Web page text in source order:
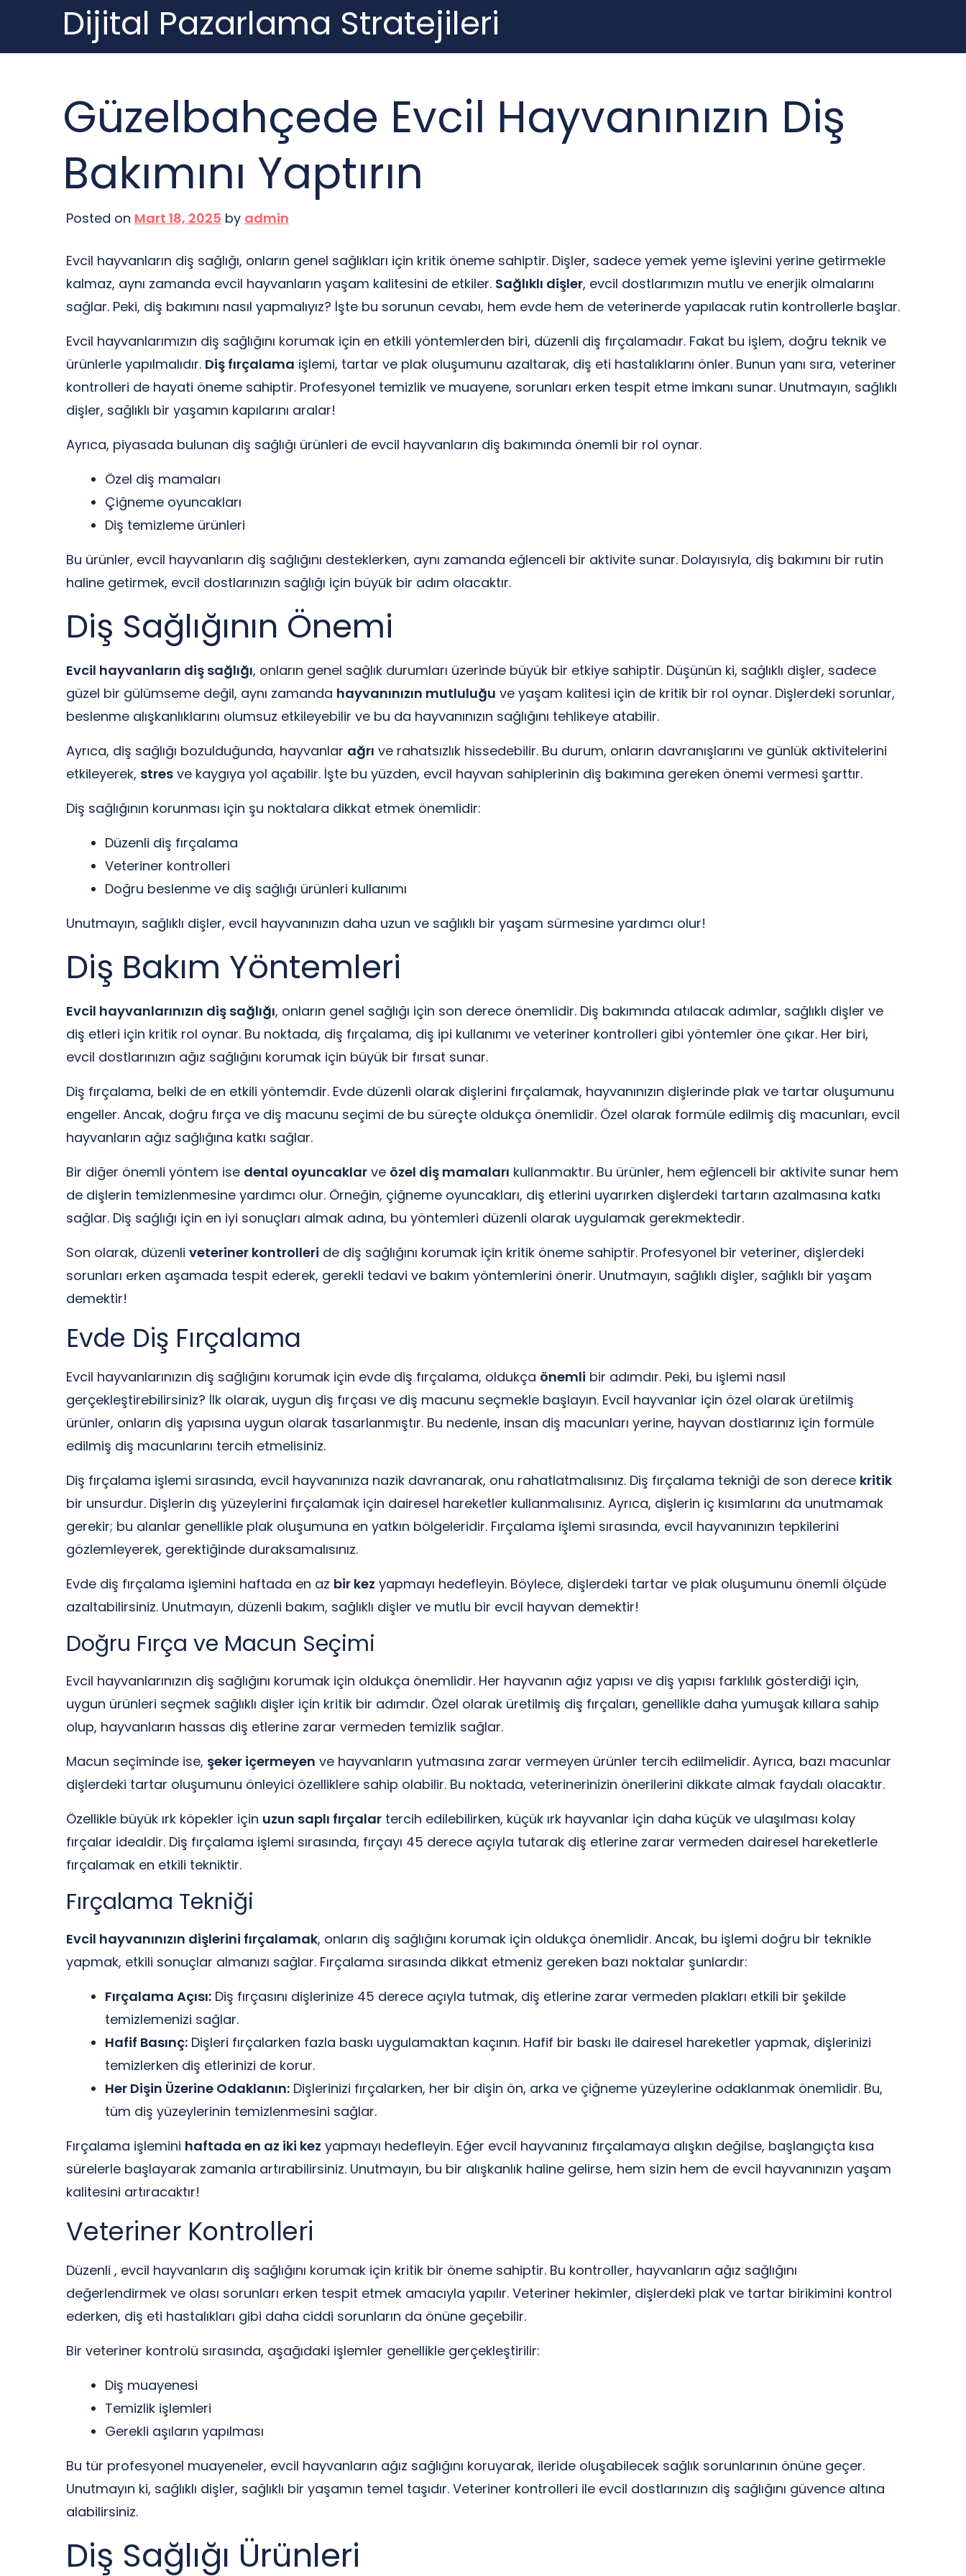
content
Dijital Pazarlama Stratejileri
Güzelbahçede Evcil Hayvanınızın Diş
Bakımını Yaptırın
Posted on Mart 18, 2025 by admin
Evcil hayvanların diş sağlığı, onların genel sağlıkları için kritik öneme sahiptir. Dişler, sadece yemek yeme işlevini yerine getirmekle
kalmaz, aynı zamanda evcil hayvanların yaşam kalitesini de etkiler. Sağlıklı dişler, evcil dostlarımızın mutlu ve enerjik olmalarını
sağlar. Peki, diş bakımını nasıl yapmalıyız? İşte bu sorunun cevabı, hem evde hem de veterinerde yapılacak rutin kontrollerle başlar.
Evcil hayvanlarımızın diş sağlığını korumak için en etkili yöntemlerden biri, düzenli diş fırçalamadır. Fakat bu işlem, doğru teknik ve
ürünlerle yapılmalıdır. Diş fırçalama işlemi, tartar ve plak oluşumunu azaltarak, diş eti hastalıklarını önler. Bunun yanı sıra, veteriner
kontrolleri de hayati öneme sahiptir. Profesyonel temizlik ve muayene, sorunları erken tespit etme imkanı sunar. Unutmayın, sağlıklı
dişler, sağlıklı bir yaşamın kapılarını aralar!
Ayrıca, piyasada bulunan diş sağlığı ürünleri de evcil hayvanların diş bakımında önemli bir rol oynar.
Özel diş mamaları
Çiğneme oyuncakları
Diş temizleme ürünleri
Bu ürünler, evcil hayvanların diş sağlığını desteklerken, aynı zamanda eğlenceli bir aktivite sunar. Dolayısıyla, diş bakımını bir rutin
haline getirmek, evcil dostlarınızın sağlığı için büyük bir adım olacaktır.
Diş Sağlığının Önemi
Evcil hayvanların diş sağlığı, onların genel sağlık durumları üzerinde büyük bir etkiye sahiptir. Düşünün ki, sağlıklı dişler, sadece
güzel bir gülümseme değil, aynı zamanda hayvanınızın mutluluğu ve yaşam kalitesi için de kritik bir rol oynar. Dişlerdeki sorunlar,
beslenme alışkanlıklarını olumsuz etkileyebilir ve bu da hayvanınızın sağlığını tehlikeye atabilir.
Ayrıca, diş sağlığı bozulduğunda, hayvanlar ağrı ve rahatsızlık hissedebilir. Bu durum, onların davranışlarını ve günlük aktivitelerini
etkileyerek, stres ve kaygıya yol açabilir. İşte bu yüzden, evcil hayvan sahiplerinin diş bakımına gereken önemi vermesi şarttır.
Diş sağlığının korunması için şu noktalara dikkat etmek önemlidir:
Düzenli diş fırçalama
Veteriner kontrolleri
Doğru beslenme ve diş sağlığı ürünleri kullanımı
Unutmayın, sağlıklı dişler, evcil hayvanınızın daha uzun ve sağlıklı bir yaşam sürmesine yardımcı olur!
Diş Bakım Yöntemleri
Evcil hayvanlarınızın diş sağlığı, onların genel sağlığı için son derece önemlidir. Diş bakımında atılacak adımlar, sağlıklı dişler ve
diş etleri için kritik rol oynar. Bu noktada, diş fırçalama, diş ipi kullanımı ve veteriner kontrolleri gibi yöntemler öne çıkar. Her biri,
evcil dostlarınızın ağız sağlığını korumak için büyük bir fırsat sunar.
Diş fırçalama, belki de en etkili yöntemdir. Evde düzenli olarak dişlerini fırçalamak, hayvanınızın dişlerinde plak ve tartar oluşumunu
engeller. Ancak, doğru fırça ve diş macunu seçimi de bu süreçte oldukça önemlidir. Özel olarak formüle edilmiş diş macunları, evcil
hayvanların ağız sağlığına katkı sağlar.
Bir diğer önemli yöntem ise dental oyuncaklar ve özel diş mamaları kullanmaktır. Bu ürünler, hem eğlenceli bir aktivite sunar hem
de dişlerin temizlenmesine yardımcı olur. Örneğin, çiğneme oyuncakları, diş etlerini uyarırken dişlerdeki tartarın azalmasına katkı
sağlar. Diş sağlığı için en iyi sonuçları almak adına, bu yöntemleri düzenli olarak uygulamak gerekmektedir.
Son olarak, düzenli veteriner kontrolleri de diş sağlığını korumak için kritik öneme sahiptir. Profesyonel bir veteriner, dişlerdeki
sorunları erken aşamada tespit ederek, gerekli tedavi ve bakım yöntemlerini önerir. Unutmayın, sağlıklı dişler, sağlıklı bir yaşam
demektir!
Evde Diş Fırçalama
Evcil hayvanlarınızın diş sağlığını korumak için evde diş fırçalama, oldukça önemli bir adımdır. Peki, bu işlemi nasıl
gerçekleştirebilirsiniz? İlk olarak, uygun diş fırçası ve diş macunu seçmekle başlayın. Evcil hayvanlar için özel olarak üretilmiş
ürünler, onların diş yapısına uygun olarak tasarlanmıştır. Bu nedenle, insan diş macunları yerine, hayvan dostlarınız için formüle
edilmiş diş macunlarını tercih etmelisiniz.
Diş fırçalama işlemi sırasında, evcil hayvanınıza nazik davranarak, onu rahatlatmalısınız. Diş fırçalama tekniği de son derece kritik
bir unsurdur. Dişlerin dış yüzeylerini fırçalamak için dairesel hareketler kullanmalısınız. Ayrıca, dişlerin iç kısımlarını da unutmamak
gerekir; bu alanlar genellikle plak oluşumuna en yatkın bölgeleridir. Fırçalama işlemi sırasında, evcil hayvanınızın tepkilerini
gözlemleyerek, gerektiğinde duraksamalısınız.
Evde diş fırçalama işlemini haftada en az bir kez yapmayı hedefleyin. Böylece, dişlerdeki tartar ve plak oluşumunu önemli ölçüde
azaltabilirsiniz. Unutmayın, düzenli bakım, sağlıklı dişler ve mutlu bir evcil hayvan demektir!
Doğru Fırça ve Macun Seçimi
Evcil hayvanlarınızın diş sağlığını korumak için oldukça önemlidir. Her hayvanın ağız yapısı ve diş yapısı farklılık gösterdiği için,
uygun ürünleri seçmek sağlıklı dişler için kritik bir adımdır. Özel olarak üretilmiş diş fırçaları, genellikle daha yumuşak kıllara sahip
olup, hayvanların hassas diş etlerine zarar vermeden temizlik sağlar.
Macun seçiminde ise, şeker içermeyen ve hayvanların yutmasına zarar vermeyen ürünler tercih edilmelidir. Ayrıca, bazı macunlar
dişlerdeki tartar oluşumunu önleyici özelliklere sahip olabilir. Bu noktada, veterinerinizin önerilerini dikkate almak faydalı olacaktır.
Özellikle büyük ırk köpekler için uzun saplı fırçalar tercih edilebilirken, küçük ırk hayvanlar için daha küçük ve ulaşılması kolay
fırçalar idealdir. Diş fırçalama işlemi sırasında, fırçayı 45 derece açıyla tutarak diş etlerine zarar vermeden dairesel hareketlerle
fırçalamak en etkili tekniktir.
Fırçalama Tekniği
Evcil hayvanınızın dişlerini fırçalamak, onların diş sağlığını korumak için oldukça önemlidir. Ancak, bu işlemi doğru bir teknikle
yapmak, etkili sonuçlar almanızı sağlar. Fırçalama sırasında dikkat etmeniz gereken bazı noktalar şunlardır:
Fırçalama Açısı: Diş fırçasını dişlerinize 45 derece açıyla tutmak, diş etlerine zarar vermeden plakları etkili bir şekilde
temizlemenizi sağlar.
Hafif Basınç: Dişleri fırçalarken fazla baskı uygulamaktan kaçının. Hafif bir baskı ile dairesel hareketler yapmak, dişlerinizi
temizlerken diş etlerinizi de korur.
Her Dişin Üzerine Odaklanın: Dişlerinizi fırçalarken, her bir dişin ön, arka ve çiğneme yüzeylerine odaklanmak önemlidir. Bu,
tüm diş yüzeylerinin temizlenmesini sağlar.
Fırçalama işlemini haftada en az iki kez yapmayı hedefleyin. Eğer evcil hayvanınız fırçalamaya alışkın değilse, başlangıçta kısa
sürelerle başlayarak zamanla artırabilirsiniz. Unutmayın, bu bir alışkanlık haline gelirse, hem sizin hem de evcil hayvanınızın yaşam
kalitesini artıracaktır!
Veteriner Kontrolleri
Düzenli , evcil hayvanların diş sağlığını korumak için kritik bir öneme sahiptir. Bu kontroller, hayvanların ağız sağlığını
değerlendirmek ve olası sorunları erken tespit etmek amacıyla yapılır. Veteriner hekimler, dişlerdeki plak ve tartar birikimini kontrol
ederken, diş eti hastalıkları gibi daha ciddi sorunların da önüne geçebilir.
Bir veteriner kontrolü sırasında, aşağıdaki işlemler genellikle gerçekleştirilir:
Diş muayenesi
Temizlik işlemleri
Gerekli aşıların yapılması
Bu tür profesyonel muayeneler, evcil hayvanların ağız sağlığını koruyarak, ileride oluşabilecek sağlık sorunlarının önüne geçer.
Unutmayın ki, sağlıklı dişler, sağlıklı bir yaşamın temel taşıdır. Veteriner kontrolleri ile evcil dostlarınızın diş sağlığını güvence altına
alabilirsiniz.
Diş Sağlığı Ürünleri